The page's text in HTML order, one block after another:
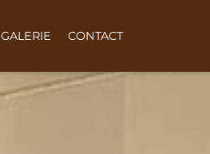
GALERIE CONTACT